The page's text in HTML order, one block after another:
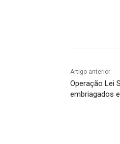
Artigo anterior
Operação Lei
embriagados